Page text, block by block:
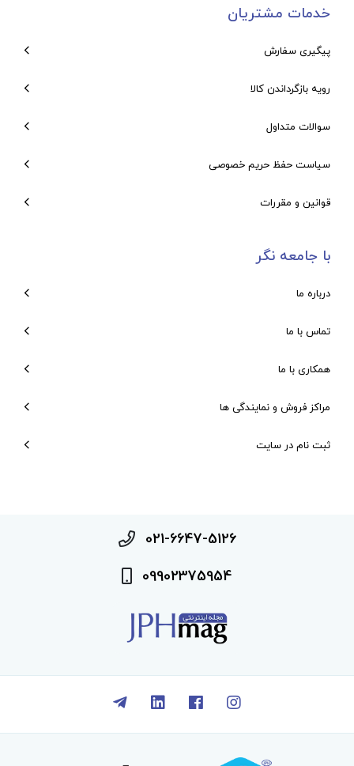
خدمات مشتریان
پیگیری سفارش
رویه بازگرداندن کالا
سوالات متداول
سیاست حفظ حریم خصوصی
قوانین و مقررات
با جامعه نگر
درباره ما
تماس با ما
همکاری با ما
مراکز فروش و نمایندگی ها
ثبت نام در سایت
021-6647-5126
09902375954